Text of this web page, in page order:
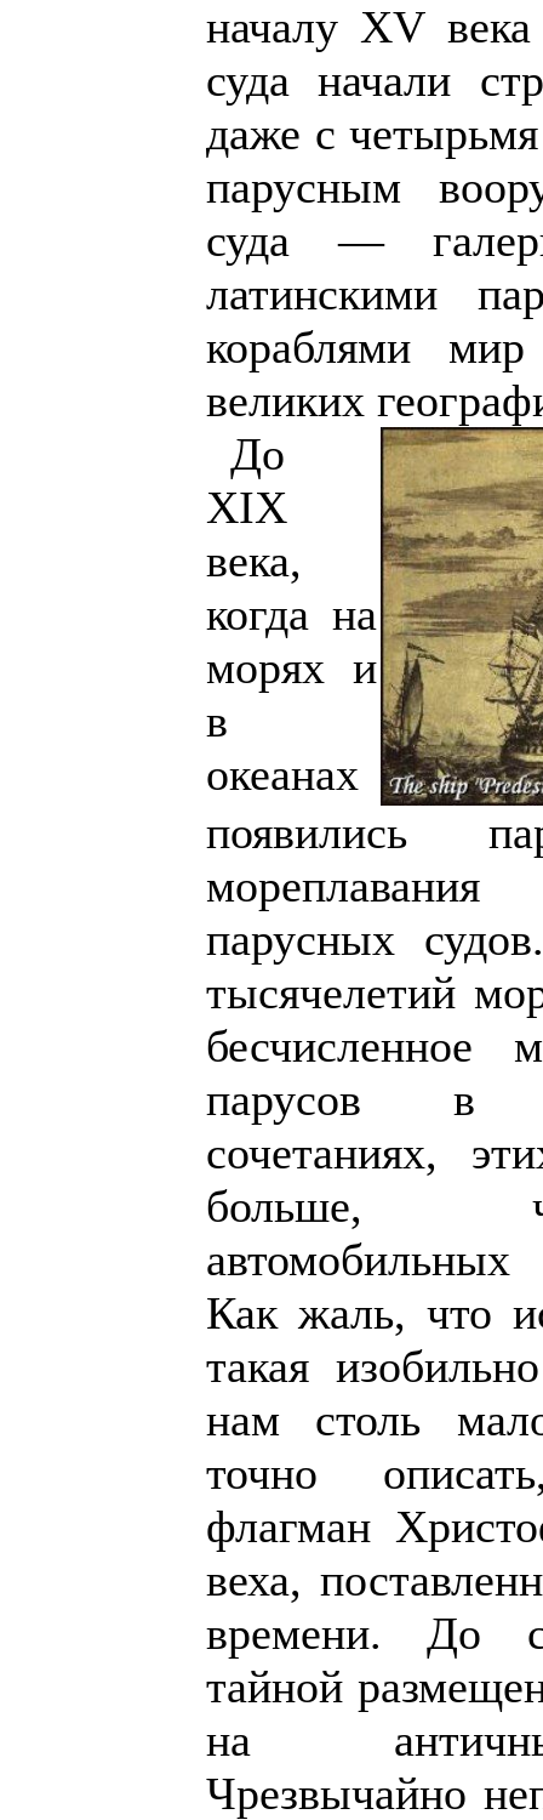
началу XV
суда начали
даже с
парусным
суда —
латинскими
кораблями
великих
До
XIX
века,
когда на
морях и
в
океанах
появились
парусных
тысячелетий
бесчисленное
парусов в
сочетаниях,
больше,
Как жаль, что
такая
нам столь
точно
флагман
веха,
времени. До
тайной
на
Чрезвычайно